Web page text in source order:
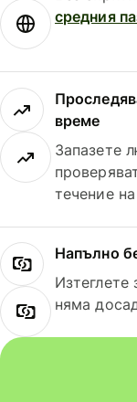
средния
време
Запазете
течение
Напълно
Изтеглете
няма